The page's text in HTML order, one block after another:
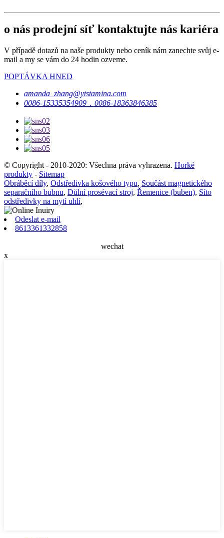
o nás prodejní síť kontaktujte nás kariéra
V případě dotazů na naše produkty nebo ceník nám zanechte svůj e-
mail a my se vám do 24 hodin ozveme.
POPTÁVKA HNED
amanda_zhang@ytstamina.com
0086-15335354909，0086-18363846385
© Copyright - 2010-2020: Všechna práva vyhrazena. Horké
produkty - Sitemap
Obráběcí díly, Odstředivka košového typu, Součást magnetického
separačního bubnu, Důlní prosévací stroj, Řemenice (buben), Síto
odstředivky na mytí uhlí,
Odeslat e-mail
8613361332858
wechat
x